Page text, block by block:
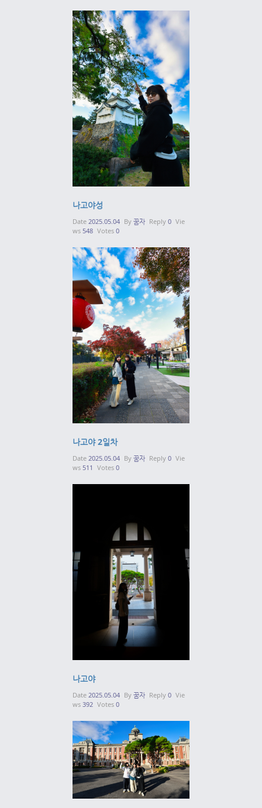
나고야성
Date 2025.05.04 By 꿈자 Reply 0 Vie
ws 548 Votes 0
나고야 2일차
Date 2025.05.04 By 꿈자 Reply 0 Vie
ws 511 Votes 0
나고야
Date 2025.05.04 By 꿈자 Reply 0 Vie
ws 392 Votes 0